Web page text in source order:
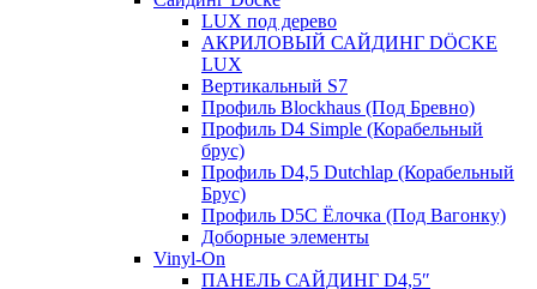
LUX под дерево
АКРИЛОВЫЙ САЙДИНГ DÖCKE
LUX
Вертикальный S7
Профиль Blockhaus (Под Бревно)
Профиль D4 Simple (Корабельный
брус)
Профиль D4,5 Dutchlap (Корабельный
Брус)
Профиль D5C Ёлочка (Под Вагонку)
Доборные элементы
Vinyl-On
ПАНЕЛЬ САЙДИНГ D4,5″